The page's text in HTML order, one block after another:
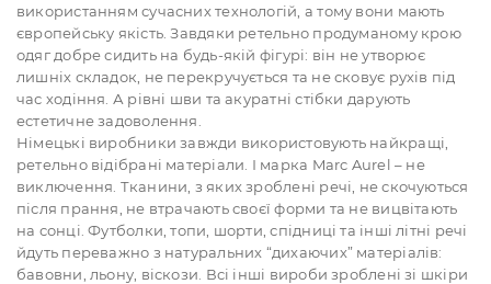
використанням сучасних технологій, а тому вони мають
європейську якість. Завдяки ретельно продуманому крою
одяг добре сидить на будь-якій фігурі: він не утворює
лишніх складок, не перекручується та не сковує рухів під
час ходіння. А рівні шви та акуратні стібки дарують
естетичне задоволення.
Німецькі виробники завжди використовують найкращі,
ретельно відібрані матеріали. І марка Marc Aurel – не
виключення. Тканини, з яких зроблені речі, не скочуються
після прання, не втрачають своєї форми та не вицвітають
на сонці. Футболки, топи, шорти, спідниці та інші літні речі
йдуть переважно з натуральних “дихаючих” матеріалів:
бавовни, льону, віскози. Всі інші вироби зроблені зі шкіри